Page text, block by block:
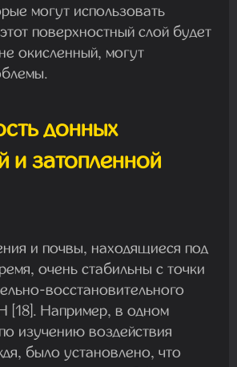
могут использовать
поверхностный слой будет
окисленный, могут
донных
и затопленной
и почвы, находящиеся под
очень стабильны с точки
восстановительного
[18]. Например, в одном
изучению воздействия
было установлено, что